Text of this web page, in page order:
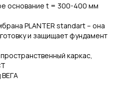
основание t = 300-400 мм
PLANTER standart – она
и защищает фундамент
каркас,